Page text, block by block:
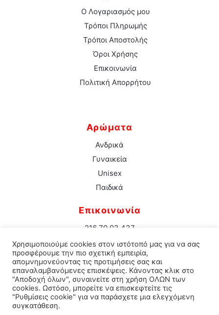
Ο Λογαριασμός μου
Τρόποι Πληρωμής
Τρόποι Αποστολής
Όροι Χρήσης
Επικοινωνία
Πολιτική Απορρήτου
Αρώματα
Ανδρικά
Γυναικεία
Unisex
Παιδικά
Επικοινωνία
216 70 03 437
info@aromacenter.gr
25ης Μαρτίου 1 Νέα Σμύρνη 171 21
© 2021 Aroma Center. All rights reserved.Κατασκευή
Χρησιμοποιούμε cookies στον ιστότοπό μας για να σας
προσφέρουμε την πιο σχετική εμπειρία,
απομνημονεύοντας τις προτιμήσεις σας και
επαναλαμβανόμενες επισκέψεις. Κάνοντας κλικ στο
"Αποδοχή όλων", συναινείτε στη χρήση ΟΛΩΝ των
cookies. Ωστόσο, μπορείτε να επισκεφτείτε τις
"Ρυθμίσεις cookie" για να παράσχετε μια ελεγχόμενη
συγκατάθεση.